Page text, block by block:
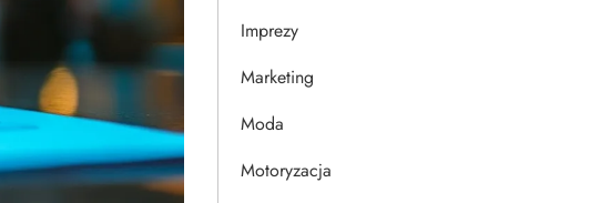
Imprezy
Marketing
Moda
Motoryzacja